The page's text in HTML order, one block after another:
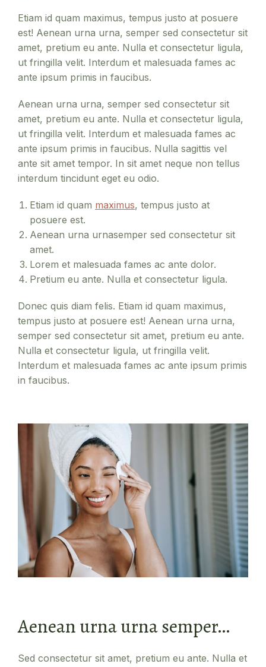
Etiam id quam maximus, tempus justo at posuere
est! Aenean urna urna, semper sed consectetur sit
amet, pretium eu ante. Nulla et consectetur ligula,
ut fringilla velit. Interdum et malesuada fames ac
ante ipsum primis in faucibus.
Aenean urna urna, semper sed consectetur sit
amet, pretium eu ante. Nulla et consectetur ligula,
ut fringilla velit. Interdum et malesuada fames ac
ante ipsum primis in faucibus. Nulla sagittis vel
ante sit amet tempor. In sit amet neque non tellus
interdum tincidunt eget eu odio.
Etiam id quam maximus, tempus justo at
posuere est.
Aenean urna urnasemper sed consectetur sit
amet.
Lorem et malesuada fames ac ante dolor.
Pretium eu ante. Nulla et consectetur ligula.
Donec quis diam felis. Etiam id quam maximus,
tempus justo at posuere est! Aenean urna urna,
semper sed consectetur sit amet, pretium eu ante.
Nulla et consectetur ligula, ut fringilla velit.
Interdum et malesuada fames ac ante ipsum primis
in faucibus.
Aenean urna urna semper…
Sed consectetur sit amet, pretium eu ante. Nulla et